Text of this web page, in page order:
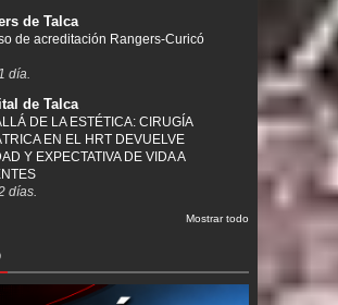
de Talca
de acreditación Rangers-Curicó
día.
de Talca
DE LA ESTÉTICA: CIRUGÍA
EN EL HRT DEVUELVE
Y EXPECTATIVA DE VIDA A
días.
Mostrar todo